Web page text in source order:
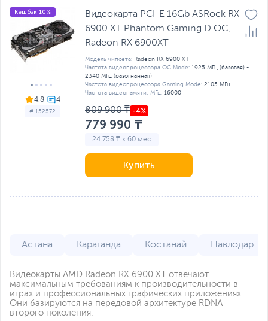
4.8
# 152572
Кешбэк 10%
Видеокарта PCI-E 16Gb ASRock RX
6900 XT Phantom Gaming D OC,
Radeon RX 6900XT
Модель чипсета: Radeon RX 6900 XT
Частота видеопроцессора OC Mode: 1925 МГц (базовая) -
2340 МГц (разогнанная)
Частота видеопроцессора Gaming Mode: 2105 МГц
Частота видеопамяти, МГц: 16000
809 900 ₸
779 990 ₸
24 758 ₸ x 60 мес
Купить
Астана Караганда Костанай Павлодар
Видеокарты AMD Radeon RX 6900 XT отвечают
максимальным требованиям к производительности в
играх и профессиональных графических приложениях.
Они базируются на передовой архитектуре RDNA
второго поколения.